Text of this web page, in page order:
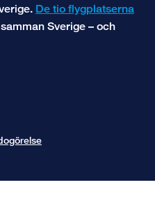
De tio flygplatserna
Sverige – och